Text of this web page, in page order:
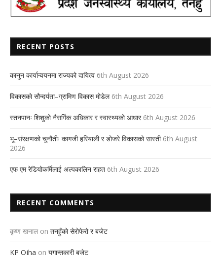
RECENT POSTS
कानुन कार्यान्वयनमा राज्यको दायित्व 6th August 2026
विकासको सौन्दर्यता–ग्रामिण विकास मोडेल 6th August 2026
स्तनपानः शिशुको नैसर्गिक अधिकार र स्वास्थ्यको आधार 6th August 2026
भू–संरक्षणको चुनौतीः कागजी हरियाली र डोजरे विकासको सास्ती 6th August
2026
एफ एम रेडियोकर्मिलाई अल्पकालिन राहत 6th August 2026
RECENT COMMENTS
कृष्ण खनाल on तनहुँको सेरोफेरो र बजेट
KP Ojha on युगान्तकारी बजेट